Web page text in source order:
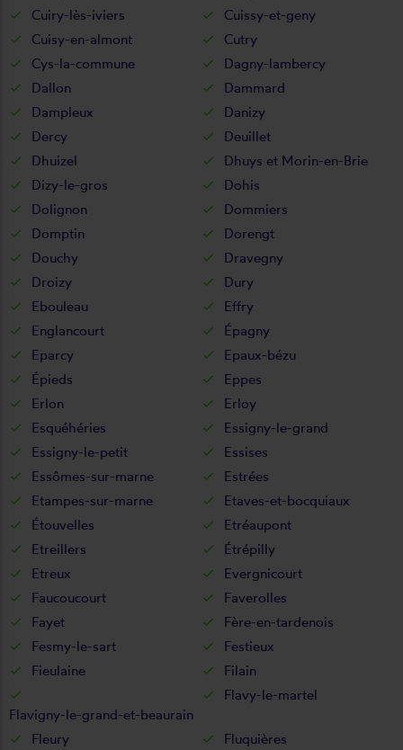
Cuiry-lès-iviers
Cuissy-et-geny
Cuisy-en-almont
Cutry
Cys-la-commune
Dagny-lambercy
Dallon
Dammard
Dampleux
Danizy
Dercy
Deuillet
Dhuizel
Dhuys et Morin-en-Brie
Dizy-le-gros
Dohis
Dolignon
Dommiers
Domptin
Dorengt
Douchy
Dravegny
Droizy
Dury
Ebouleau
Effry
Englancourt
Épagny
Eparcy
Epaux-bézu
Épieds
Eppes
Erlon
Erloy
Esquéhéries
Essigny-le-grand
Essigny-le-petit
Essises
Essômes-sur-marne
Estrées
Etampes-sur-marne
Etaves-et-bocquiaux
Étouvelles
Etréaupont
Etreillers
Étrépilly
Etreux
Evergnicourt
Faucoucourt
Faverolles
Fayet
Fère-en-tardenois
Fesmy-le-sart
Festieux
Fieulaine
Filain
Flavigny-le-grand-et-beaurain
Flavy-le-martel
Fleury
Fluquières